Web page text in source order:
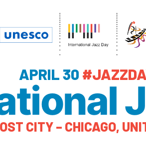
APRIL 30
CITY – CHICAGO,